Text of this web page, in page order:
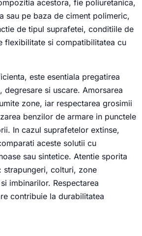
acestora, fie poliuretanica,
sau pe baza de ciment polimeric,
de tipul suprafetei, conditiile de
flexibilitate si compatibilitatea cu
este esentiala pregatirea
degresare si uscare. Amorsarea
zone, iar respectarea grosimii
benzilor de armare in punctele
In cazul suprafetelor extinse,
aceste solutii cu
sau sintetice. Atentie sporita
strapungeri, colturi, zone
imbinarilor. Respectarea
contribuie la durabilitatea